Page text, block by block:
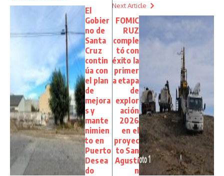
El
Gobier
no de
Santa
Cruz
contin
úa con
el plan
de
mejora
s y
mante
nimien
to en
Puerto
Desea
do
Next Article
FOMIC
RUZ
comple
tó con
éxito la
primer
a etapa
de
explor
ación
2026
en el
proyec
to San
Agustí
n